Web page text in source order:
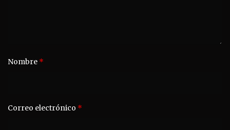
Nombre *
Correo electrónico *